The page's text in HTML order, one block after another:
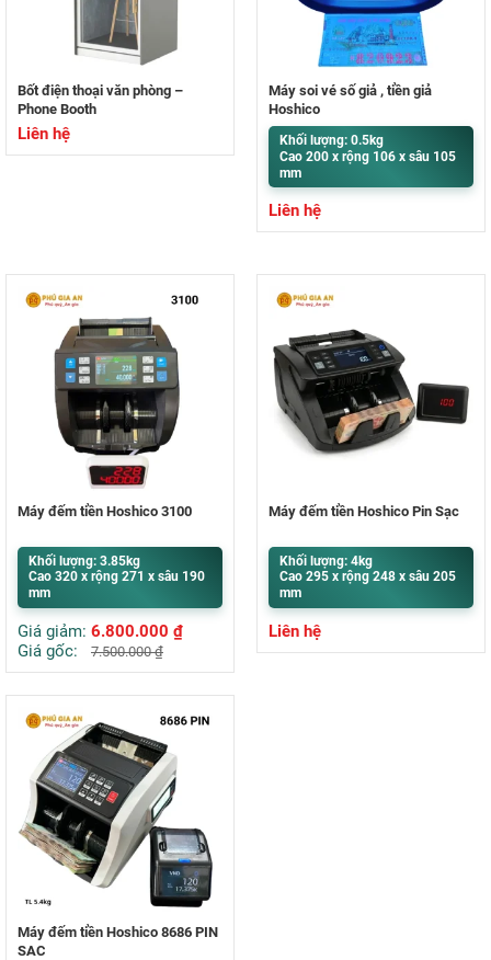
Bốt điện thoại văn phòng –
Phone Booth
Liên hệ
Máy soi vé số giả , tiền giả
Hoshico
Khối lượng: 0.5kg
Cao 200 x rộng 106 x sâu 105
mm
Liên hệ
Máy đếm tiền Hoshico 3100
Khối lượng: 3.85kg
Cao 320 x rộng 271 x sâu 190
mm
Giá giảm: 6.800.000 ₫
Giá gốc:
7.500.000₫
Máy đếm tiền Hoshico Pin Sạc
Khối lượng: 4kg
Cao 295 x rộng 248 x sâu 205
mm
Liên hệ
Máy đếm tiền Hoshico 8686 PIN
SẠC